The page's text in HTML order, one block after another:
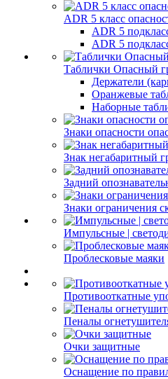
ADR 5 класс
ADR 5
ADR 5
Таблички Опасный
Держатели
Оранжевые
Наборные
Знаки опасности
Знак негабаритный
Задний
Знаки ограничения
Импульсные |
Проблесковые маяки
Противооткатные
Пеналы
Очки защитные
Оснащение по